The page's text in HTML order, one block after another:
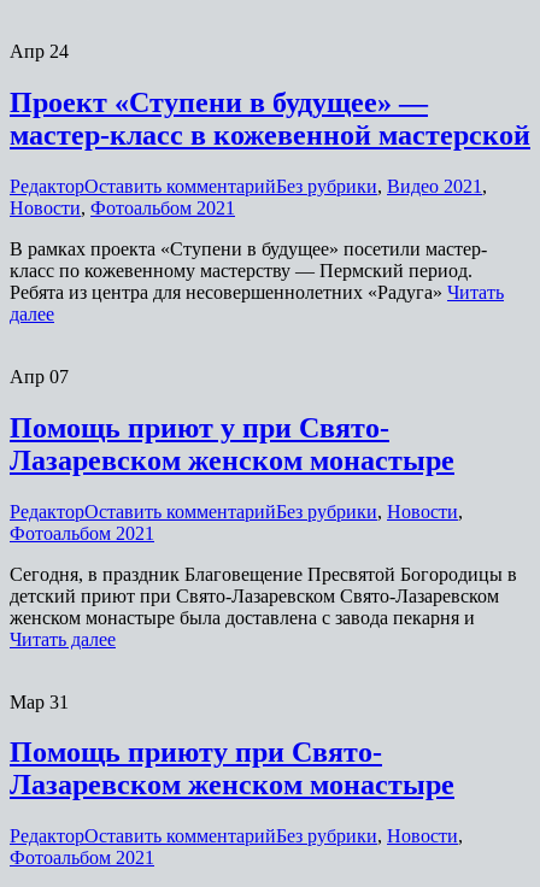
Апр 24
Проект «Ступени в будущее» —
мастер-класс в кожевенной мастерской
РедакторОставить комментарийБез рубрики, Видео 2021 ,
Новости, Фотоальбом 2021
В рамках проекта «Ступени в будущее» посетили мастер-
класс по кожевенному мастерству — Пермский период.
Ребята из центра для несовершеннолетних «Радуга» Читать
далее
Апр 07
Помощь приют у при Свято-
Лазаревском женском монастыре
РедакторОставить комментарийБез рубрики, Новости,
Фотоальбом 2021
Сегодня, в праздник Благовещение Пресвятой Богородицы в
детский приют при Свято-Лазаревском Свято-Лазаревском
женском монастыре была доставлена с завода пекарня и
Читать далее
Мар 31
Помощь приюту при Свято-
Лазаревском женском монастыре
РедакторОставить комментарийБез рубрики, Новости,
Фотоальбом 2021